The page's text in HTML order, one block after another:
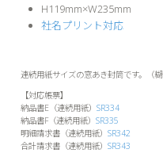
H119mm×W235mm
社名プリント対応
連続用紙サイズの窓あき封筒です。（
【対応帳票】
納品書E（連続用紙） SR334
納品書F（連続用紙） SR335
明細請求書（連続用紙） SR342
合計請求書（連続用紙） SR343